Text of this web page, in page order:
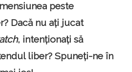
peste
Dacă nu ați jucat
, intenționați să
liber? Spuneți-ne în